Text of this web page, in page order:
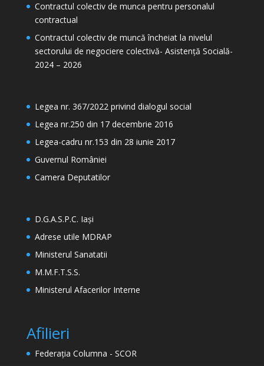
Contractul colectiv de munca pentru personalul
contractual
Contractul colectiv de muncă încheiat la nivelul
sectorului de negociere colectivă- Asistență Socială-
2024 – 2026
Legea nr. 367/2022 privind dialogul social
Legea nr.250 din 17 decembrie 2016
Legea-cadru nr.153 din 28 iunie 2017
Guvernul României
Camera Deputatilor
D.G.A.S.P.C. Iași
Adrese utile MDRAP
Ministerul Sanatatii
M.M.F.T.S.S.
Ministerul Afacerilor Interne
Afilieri
Federația Columna - SCOR